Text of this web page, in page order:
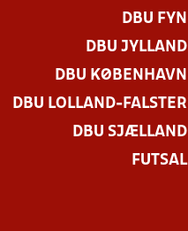
DBU FYN
DBU JYLLAND
DBU KØBENHAVN
DBU LOLLAND-FALSTER
DBU SJÆLLAND
FUTSAL